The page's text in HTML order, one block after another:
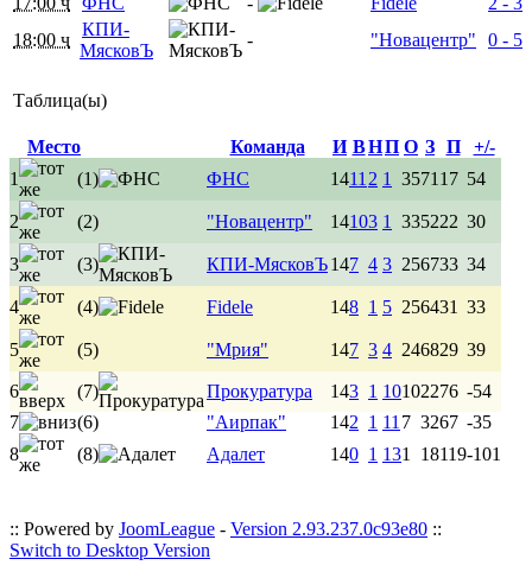
18:00 ч
КПИ-
МясковЪ
- "Новацентр" 0 - 5
Таблица(ы)
Место Команда И ВНП О З П
+/-
1
(1) ФНС 1411 2 1 3571 17 54
2 (2) "Новацентр" 14103 1 335222 30
3 (3) КПИ-МясковЪ147 4 3 256733 34
4 (4) Fidele 148 1 5 256431 33
5 (5) "Мрия" 147 3 4 246829 39
6 (7) Прокуратура 143 1 10102276 -54
7
(6) "Аирпак" 142 1 11 7 3267 -35
8
(8) Адалет 140 1 131 18119-101
:: Powered by JoomLeague - Version 2.93.237.0c93e80 ::
Switch to Desktop Version